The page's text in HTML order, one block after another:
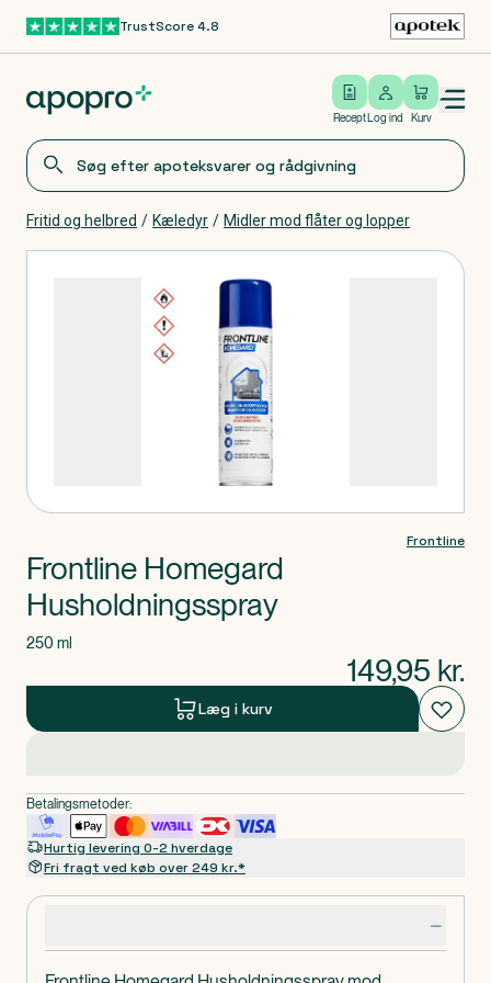
Gå til hovedindholdTrustScore 4.8
Recept
Log ind
Log ind Kurv
Open/close menu
Fritid og helbred / Kæledyr / Midler mod flåter og lopper
Frontline
Frontline Homegard
Husholdningsspray
250 ml
149,95 kr.
Læg i kurv
Betalingsmetoder:
Hurtig levering 0-2 hverdage
Fri fragt ved køb over 249 kr.*